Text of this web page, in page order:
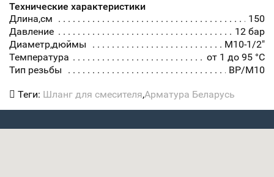
Технические характеристики
Длина,см
150
Давление
12 бар
Диаметр,дюймы
М10-1/2"
Температура
от 1 до 95 °С
Тип резьбы
ВР/М10
Теги: Шланг для смесителя,Арматура Беларусь